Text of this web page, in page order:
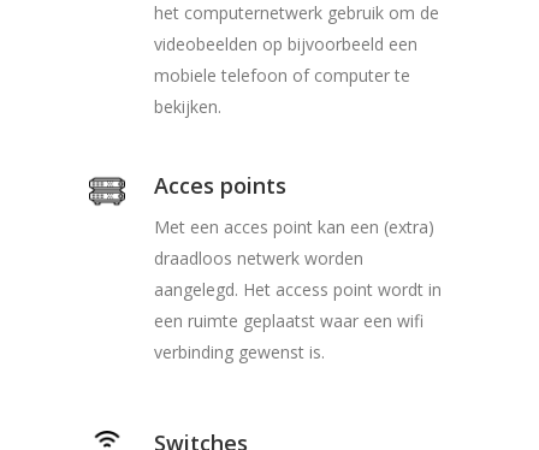
het computernetwerk gebruik om de
videobeelden op bijvoorbeeld een
mobiele telefoon of computer te
bekijken.
Acces points
Met een acces point kan een (extra)
draadloos netwerk worden
aangelegd. Het access point wordt in
een ruimte geplaatst waar een wifi
verbinding gewenst is.
Switches